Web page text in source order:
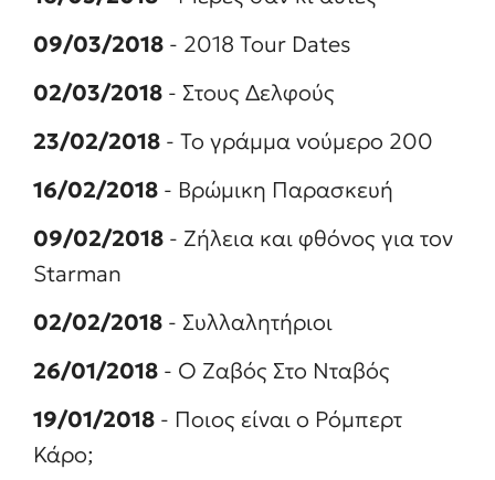
09/03/2018 - 2018 Tour Dates
02/03/2018 - Στους Δελφούς
23/02/2018 - Το γράμμα νούμερο 200
16/02/2018 - Βρώμικη Παρασκευή
09/02/2018 - Ζήλεια και φθόνος για τον
Starman
02/02/2018 - Συλλαλητήριοι
26/01/2018 - Ο Ζαβός Στο Νταβός
19/01/2018 - Ποιος είναι ο Ρόμπερτ
Κάρο;